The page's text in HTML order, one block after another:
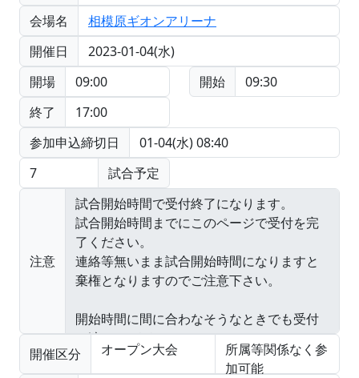
会場名
相模原ギオンアリーナ
開催日
2023-01-04(水)
開場
09:00 開始
09:30
終了
17:00
参加申込締切日
01-04(水) 08:40
7
試合予定
注意
開催区分 オープン大会
所属等関係なく参
加可能